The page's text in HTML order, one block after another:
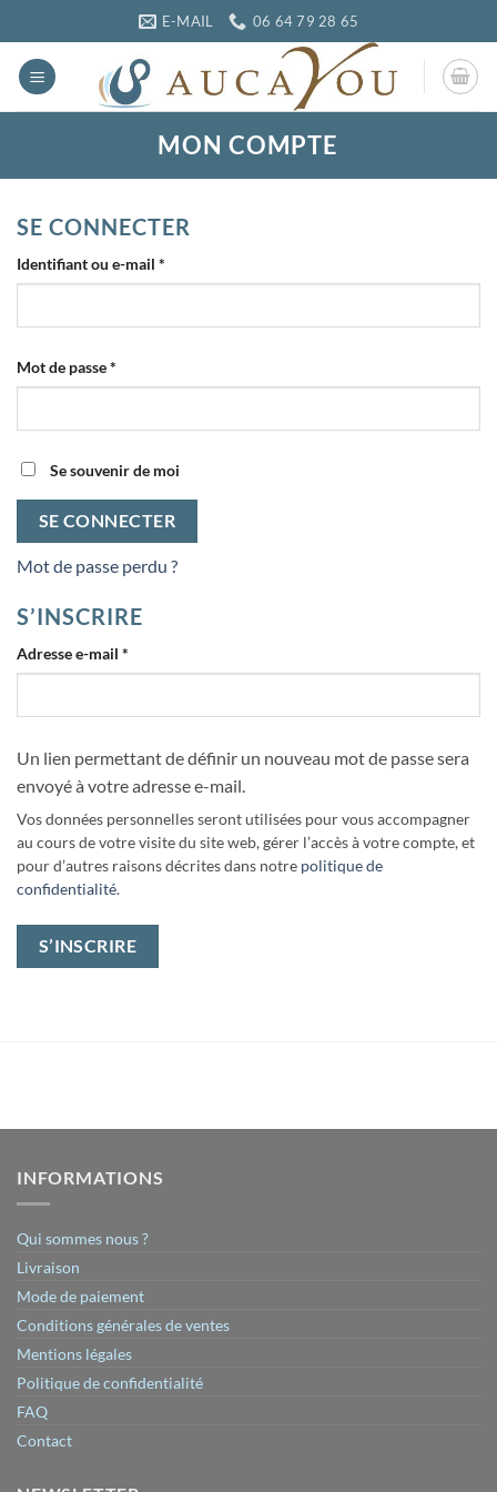
au
contenu
E-MAIL 06 64 79 28 65
MON COMPTE
SE CONNECTER
Identifiant ou e-mail *
Mot de passe*
Se souvenir de moi
SE CONNECTER
Mot de passe perdu ?
S’INSCRIRE
Adresse e-mail *
Un lien permettant de définir un nouveau mot de passe sera
envoyé à votre adresse e-mail.
Vos données personnelles seront utilisées pour vous accompagner
au cours de votre visite du site web, gérer l’accès à votre compte, et
pour d’autres raisons décrites dans notre politique de
confidentialité.
S’INSCRIRE
INFORMATIONS
Qui sommes nous ?
Livraison
Mode de paiement
Conditions générales de ventes
Mentions légales
Politique de confidentialité
FAQ
Contact